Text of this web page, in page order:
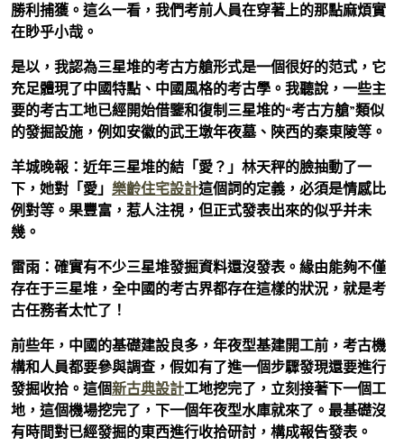
勝利捕獲。這么一看，我們考前人員在穿著上的那點麻煩實
在眇乎小哉。
是以，我認為三星堆的考古方艙形式是一個很好的范式，它
充足體現了中國特點、中國風格的考古學。我聽說，一些主
要的考古工地已經開始借鑒和復制三星堆的“考古方艙”類似
的發掘設施，例如安徽的武王墩年夜墓、陜西的秦東陵等。
羊城晚報：近年三星堆的結「愛？」林天秤的臉抽動了一
下，她對「愛」 樂齡住宅設計這個詞的定義，必須是情感比
例對等。果豐富，惹人注視，但正式發表出來的似乎并未
幾。
雷雨：確實有不少三星堆發掘資料還沒發表。緣由能夠不僅
存在于三星堆，全中國的考古界都存在這樣的狀況，就是考
古任務者太忙了！
前些年，中國的基礎建設良多，年夜型基建開工前，考古機
構和人員都要參與調查，假如有了進一個步驟發現還要進行
發掘收拾。這個新古典設計工地挖完了，立刻接著下一個工
地，這個機場挖完了，下一個年夜型水庫就來了。最基礎沒
有時間對已經發掘的東西進行收拾研討，構成報告發表。